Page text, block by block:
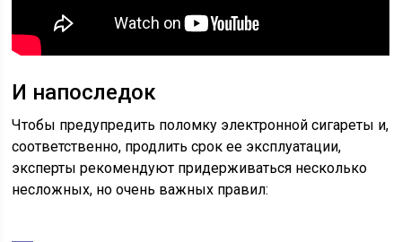
И напоследок
Чтобы предупредить поломку электронной сигареты и,
соответственно, продлить срок ее эксплуатации,
эксперты рекомендуют придерживаться несколько
несложных, но очень важных правил: